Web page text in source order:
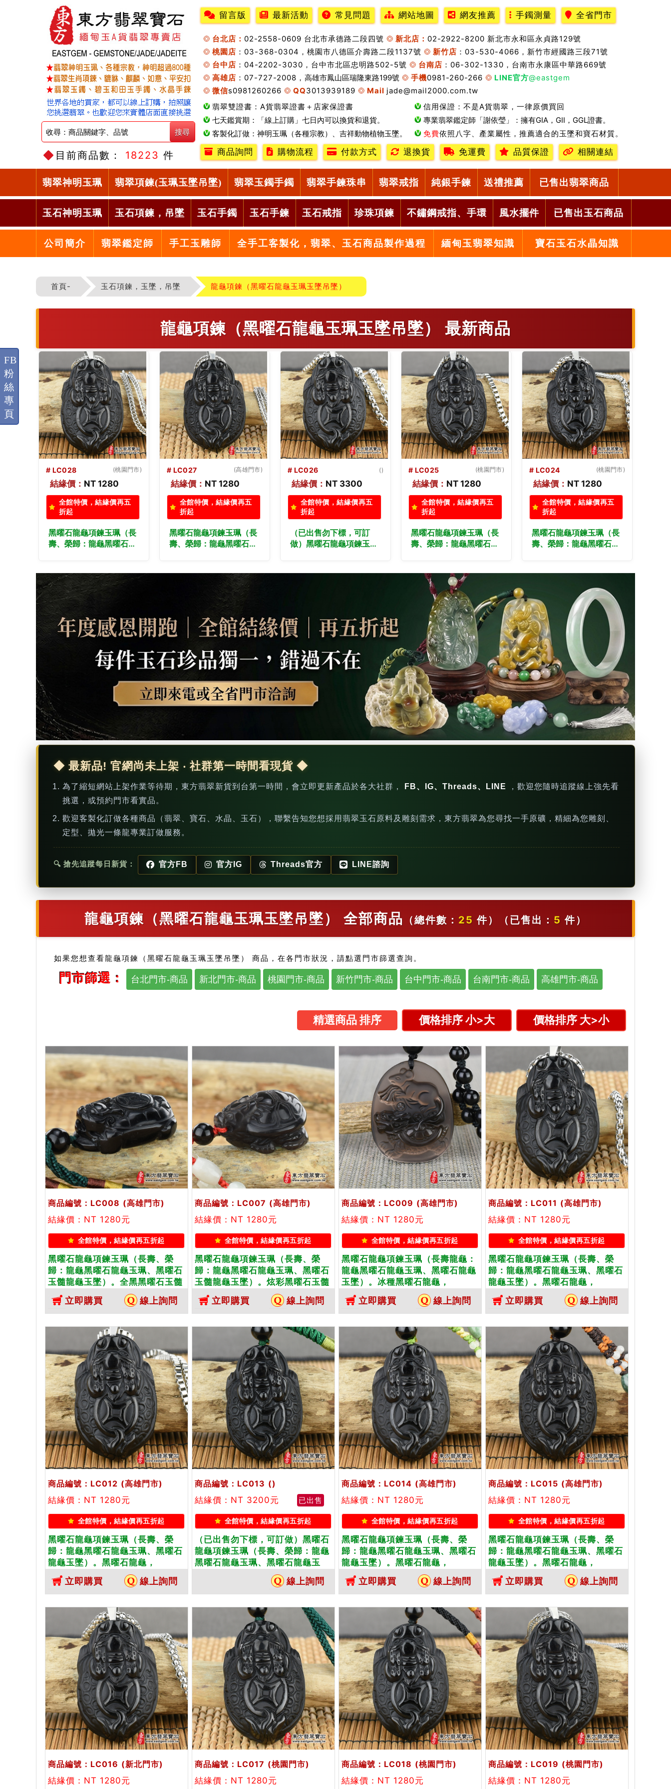
目前商品數： 18223 件
留言版 最新活動 常見問題 網站地圖 網友推薦 手鐲測量 全省門市
台北店： 02-2558-0609 台北市承德路二段四號 新北店： 02-2922-8200 新北市永和區永貞路129號
桃園店 ：03-368-0304，桃園市八德區介壽路二段1137號 新竹店 ：03-530-4066，新竹市經國路三段71號
台中店 ：04-2202-3030，台中市北區忠明路502-5號 台南店 ：06-302-1330，台南市永康區中華路669號
高雄店 ：07-727-2008， 高雄市鳳山區瑞隆東路199號 手機0981-260-266 LINE官方@eastgem
微信s0981260266 QQ3013939189 Mail jade@mail2000.com.tw
翡翠雙證書：A貨翡翠證書＋店家保證書
信用保證：不是A貨翡翠，一律原價買回
七天鑑賞期：「線上訂購」七日內可以換貨和退貨。
專業翡翠鑑定師「謝依瑩」：擁有GIA，GII，GGL證書。
客製化訂做：神明玉珮（各種宗教）、吉祥動物植物玉墜。
免費依照八字、產業屬性，推薦適合的玉墜和寶石材質。
商品詢問
購物流程 付款方式 退換貨 免運費 品質保證 相關連結
翡翠神明玉珮 翡翠項鍊(玉珮玉墜吊墜) 翡翠玉鐲手鐲 翡翠手鍊珠串 翡翠戒指 純銀手鍊 送禮推薦 已售出翡翠商品
玉石神明玉珮 玉石項鍊，吊墜 玉石手鐲 玉石手鍊 玉石戒指 珍珠項鍊 不鏽鋼戒指、手環 風水擺件 已售出玉石商品
公司簡介 翡翠鑑定師 手工玉雕師 全手工客製化，翡翠、玉石商品製作過程 緬甸玉翡翠知識 寶石玉石水晶知識
首頁- 玉石項鍊，玉墜，吊墜 龍龜項鍊（黑曜石龍龜玉珮玉墜吊墜）
龍龜項鍊（黑曜石龍龜玉珮玉墜吊墜） 最新商品
# LC027 (高雄門市)
結緣價： NT 1280
全館特價，結緣價再五
折起
黑曜石龍龜項鍊玉珮（長
壽、榮歸：龍龜黑曜石龍
LC027。客製化訂做各種
黑曜石龍龜吊墜玉珮項
鍊。★附東方翡翠寶石保
證卡
# LC026 ()
結緣價： NT 3300
全館特價，結緣價再五
折起
（已出售勿下標，可訂
做）黑曜石龍龜項鍊玉珮
玉墜）。黑曜石龍龜，
LC026。客製化訂做各種
黑曜石龍龜吊墜玉珮項
鍊。★附東方翡翠寶石保
證卡
# LC025 (桃園門市)
結緣價： NT 1280
全館特價，結緣價再五
折起
黑曜石龍龜項鍊玉珮（長
壽、榮歸：龍龜黑曜石龍
# LC024 (桃園門市)
結緣價： NT 1280
全館特價，結緣價再五
折起
黑曜石龍龜項鍊玉珮（長
壽、榮歸：龍龜黑曜石龍
LC024。客製化訂做各種
黑曜石龍龜吊墜玉珮項
鍊。★附東方翡翠寶石保
# LC023 (桃園門市)
結緣價： NT 1280
全館特價，結緣價再五
折起
黑曜石龍龜項鍊玉珮（長
壽、榮歸：龍龜黑曜石龍
黑曜石龍龜吊墜玉珮項
鍊。★附東方翡翠寶石保
證卡
◆ 最新品! 官網尚未上架 ‧ 社群第一時間看現貨 ◆
為了縮短網站上架作業等待期，東方翡翠新貨到台第一時間，會立即更新產品於各大社群， FB、IG、Threads、LINE
，歡迎您隨時追蹤線上強先看
挑選，或預約門市看實品。
歡迎客製化訂做各種商品（翡翠、寶石、水晶、玉石），聯繫告知您想採用翡翠玉石原料及雕刻需求，東方翡翠為您尋找一手原礦，精細為您雕刻、
定型、拋光一條龍專業訂做服務。
🔍 搶先追蹤每日新貨： 官方FB 官方IG Threads官方 LINE諮詢
龍龜項鍊（黑曜石龍龜玉珮玉墜吊墜） 全部商品 （總件數： 25 件） （已售出： 5 件）
如果您想查看龍龜項鍊（黑曜石龍龜玉珮玉墜吊墜） 商品，在各門市狀況，請點選門市篩選查詢。
門市篩選： 台北門市-商品 新北門市-商品 桃園門市-商品 新竹門市-商品 台中門市-商品 台南門市-商品 高雄門市-商品
精選商品 排序 價格排序 小>大 價格排序 大>小
商品編號：LC008 (高雄門市)
結緣價：NT 1280元
全館特價，結緣價再五折起
黑曜石龍龜項鍊玉珮（長壽、榮
歸：龍龜黑曜石龍龜玉珮、黑曜石
玉髓龍龜玉墜）。全黑黑曜石玉髓
龍龜，LC008。客製化訂做各種黑
曜石玉髓龍龜吊墜玉珮項鍊。★附
東方翡翠寶石保證卡
立即購買 線上詢問
商品編號：LC007 (高雄門市)
結緣價：NT 1280元
全館特價，結緣價再五折起
黑曜石龍龜項鍊玉珮（長壽、榮
歸：龍龜黑曜石龍龜玉珮、黑曜石
玉髓龍龜玉墜）。炫彩黑曜石玉髓
龍龜，LC007。客製化訂做各種黑
曜石玉髓龍龜吊墜玉珮項鍊。★附
東方翡翠寶石保證卡
立即購買 線上詢問
商品編號：LC009 (高雄門市)
結緣價：NT 1280元
全館特價，結緣價再五折起
黑曜石龍龜項鍊玉珮（長壽龍龜：
龍龜黑曜石龍龜玉珮、黑曜石龍龜
玉墜）。冰種黑曜石龍龜，
LC009。客製化訂做各種黑曜石龍
龜吊墜玉珮項鍊。★附東方翡翠寶
石保證卡
立即購買 線上詢問
商品編號：LC011 (高雄門市)
結緣價：NT 1280元
全館特價，結緣價再五折起
黑曜石龍龜項鍊玉珮（長壽、榮
歸：龍龜黑曜石龍龜玉珮、黑曜石
龍龜玉墜）。黑曜石龍龜，
LC011。客製化訂做各種黑曜石龍
龜吊墜玉珮項鍊。★附東方翡翠寶
石保證卡
立即購買 線上詢問
商品編號：LC012 (高雄門市)
結緣價：NT 1280元
全館特價，結緣價再五折起
黑曜石龍龜項鍊玉珮（長壽、榮
歸：龍龜黑曜石龍龜玉珮、黑曜石
龍龜玉墜）。黑曜石龍龜，
LC012。客製化訂做各種黑曜石龍
龜吊墜玉珮項鍊。★附東方翡翠寶
石保證卡
立即購買 線上詢問
商品編號：LC013 ()
結緣價：NT 3200元
已出售
全館特價，結緣價再五折起
（已出售勿下標，可訂做）黑曜石
龍龜項鍊玉珮（長壽、榮歸：龍龜
黑曜石龍龜玉珮、黑曜石龍龜玉
墜）。黑曜石龍龜，LC013。客製
化訂做各種黑曜石龍龜吊墜玉珮項
鍊。★附東方翡翠寶石保證卡
線上詢問
商品編號：LC014 (高雄門市)
結緣價：NT 1280元
全館特價，結緣價再五折起
黑曜石龍龜項鍊玉珮（長壽、榮
歸：龍龜黑曜石龍龜玉珮、黑曜石
龍龜玉墜）。黑曜石龍龜，
LC014。客製化訂做各種黑曜石龍
龜吊墜玉珮項鍊。★附東方翡翠寶
石保證卡
立即購買 線上詢問
商品編號：LC015 (高雄門市)
結緣價：NT 1280元
全館特價，結緣價再五折起
黑曜石龍龜項鍊玉珮（長壽、榮
歸：龍龜黑曜石龍龜玉珮、黑曜石
龍龜玉墜）。黑曜石龍龜，
LC015。客製化訂做各種黑曜石龍
龜吊墜玉珮項鍊。★附東方翡翠寶
石保證卡
立即購買 線上詢問
商品編號：LC016 (新北門市)
結緣價：NT 1280元
商品編號：LC017 (桃園門市)
結緣價：NT 1280元
商品編號：LC018 (桃園門市)
結緣價：NT 1280元
商品編號：LC019 (桃園門市)
結緣價：NT 1280元
FB
粉
絲
專
頁